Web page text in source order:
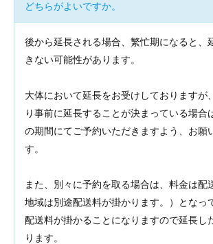
どちらがよいですか。
後から延長される場合、繁忙期になると、
きない可能性があります。
大体において延長をお受けしておりますが
り事前に延長することが決まっている場合
の期間にてご予約いただきますよう、お願
す。
また、別々に予約を取る場合は、料金は配
地域は別途配送料が掛かります。）となっ
配送料が掛かることになりますので延長し
ります。